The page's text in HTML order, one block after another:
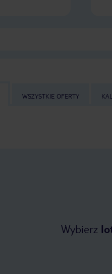
WSZYSTKIE OFERTY
Wybierz